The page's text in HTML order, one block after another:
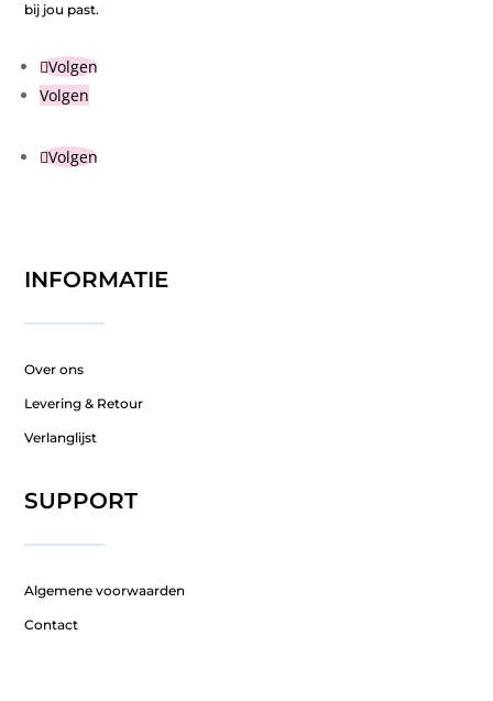
bij jou past.
Volgen
Volgen
Volgen
INFORMATIE
Over ons
Levering & Retour
Verlanglijst
SUPPORT
Algemene voorwaarden
Contact